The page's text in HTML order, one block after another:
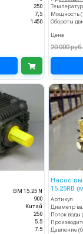
250
7,5
1450
Мощность
Цена
20 000 руб.
BM 15.25 N
900
Китай
250
5.5
7.5
Насос
15.25RB
87мм)
Артикул
Диаметр
Поток воды
Давление